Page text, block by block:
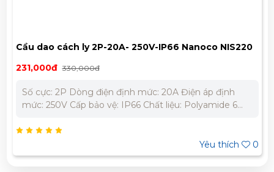
Cầu dao cách ly 2P-20A- 250V-IP66 Nanoco NIS220
231,000đ 330,000đ
Số cực: 2P Dòng điện định mức: 20A Điện áp định
mức: 250V Cấp bảo vệ: IP66 Chất liệu: Polyamide 6
40⁰C Sử dụng liên tục: trong 30 phút ở nhiệt độ 90⁰C.
Khả năng chống cháy nhiệt độ bất thường 650⁰C Tiêu
chuẩn: IEC60309
Yêu thích 0